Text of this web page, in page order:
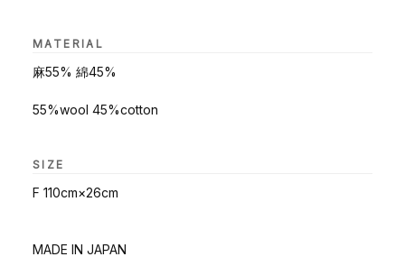
MATERIAL
麻55% 綿45%
55%wool 45%cotton
SIZE
F 110cm×26cm
MADE IN JAPAN